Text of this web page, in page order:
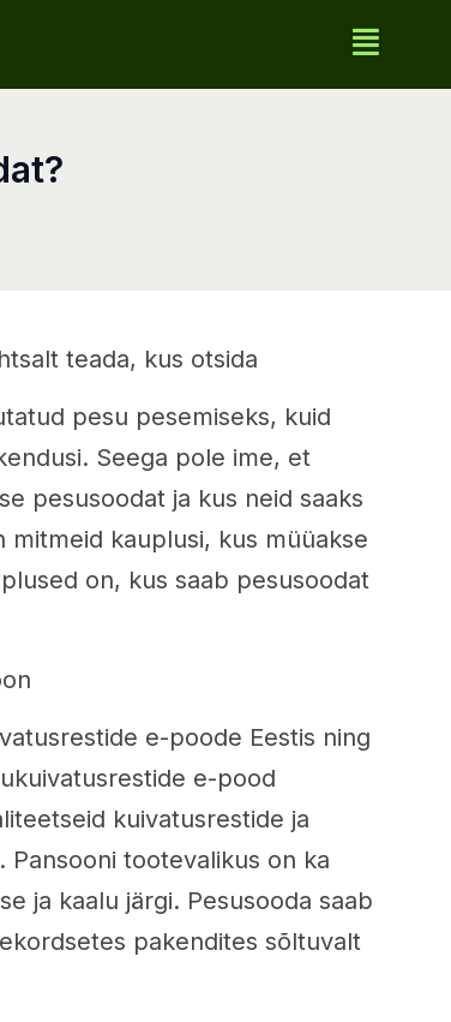
teada, kus otsida
pesu pesemiseks, kuid
Seega pole ime, et
pesusoodat ja kus neid saaks
mitmeid kauplusi, kus müüakse
on, kus saab pesusoodat
e-poode Eestis ning
e-pood
kuivatusrestide ja
tootevalikus on ka
ja kaalu järgi. Pesusooda saab
pakendites sõltuvalt